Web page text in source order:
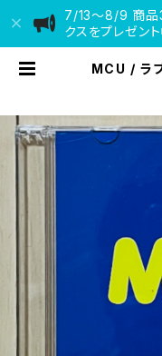
7/13〜8/9 商品
クスをプレゼント
MCU / ラ